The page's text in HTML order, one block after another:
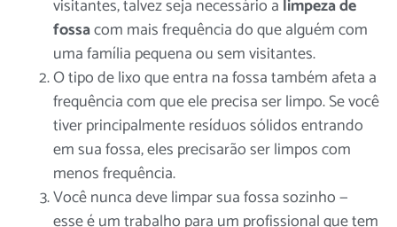
visitantes, talvez seja necessário a limpeza de
fossacom mais frequência do que alguém com
uma família pequena ou sem visitantes.
O tipo de lixo que entra na fossa também afeta a
frequência com que ele precisa ser limpo. Se você
tiver principalmente resíduos sólidos entrando
em sua fossa, eles precisarão ser limpos com
menos frequência.
Você nunca deve limpar sua fossa sozinho —
esse é um trabalho para um profissionalque tem